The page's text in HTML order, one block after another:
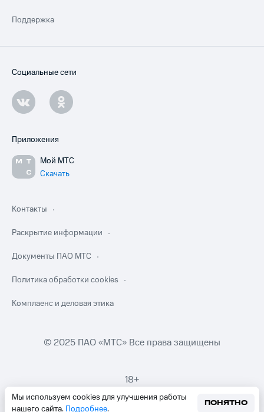
Мы используем cookies для улучшения работы
нашего сайта. Подробнее.
ПОНЯТНО
Поддержка
Социальные сети
Приложения
Мой МТС
Скачать
Контакты
Раскрытие информации
Документы ПАО МТС
Политика обработки cookies
Комплаенс и деловая этика
© 2025 ПАО «МТС» Все права защищены
18+